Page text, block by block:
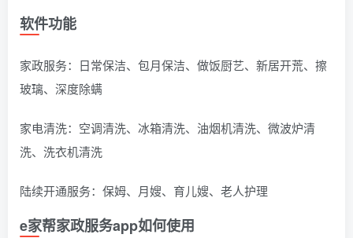
软件功能
家政服务：日常保洁、包月保洁、做饭厨艺、新居开荒、擦
玻璃、深度除螨
家电清洗：空调清洗、冰箱清洗、油烟机清洗、微波炉清
洗、洗衣机清洗
陆续开通服务：保姆、月嫂、育儿嫂、老人护理
e家帮家政服务app如何使用